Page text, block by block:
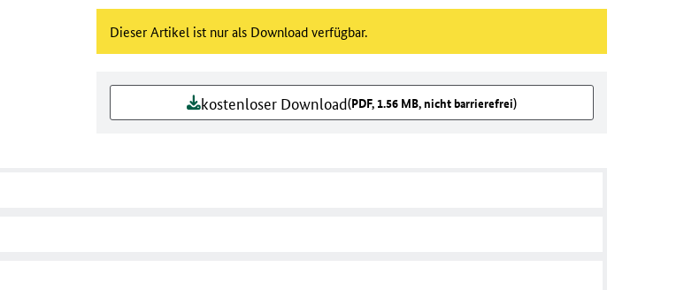
Dieser Artikel ist nur als Download verfügbar.
kostenloser Download(PDF, 1.56 MB, nicht barrierefrei)